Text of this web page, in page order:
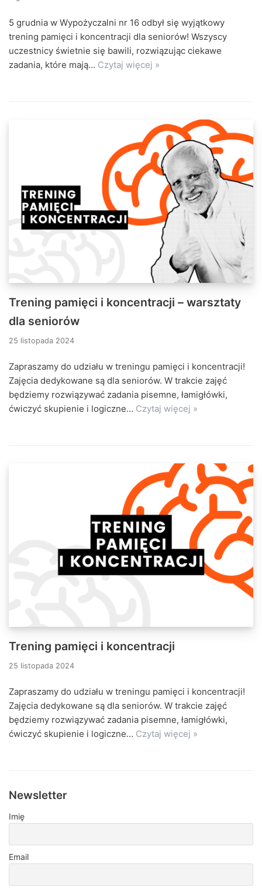
5 grudnia w Wypożyczalni nr 16 odbył się wyjątkowy
trening pamięci i koncentracji dla seniorów! Wszyscy
uczestnicy świetnie się bawili, rozwiązując ciekawe
zadania, które mają… Czytaj więcej »
Trening pamięci i koncentracji – warsztaty
dla seniorów
25 listopada 2024
Zapraszamy do udziału w treningu pamięci i koncentracji!
Zajęcia dedykowane są dla seniorów. W trakcie zajęć
będziemy rozwiązywać zadania pisemne, łamigłówki,
ćwiczyć skupienie i logiczne… Czytaj więcej »
Trening pamięci i koncentracji
25 listopada 2024
Zapraszamy do udziału w treningu pamięci i koncentracji!
Zajęcia dedykowane są dla seniorów. W trakcie zajęć
będziemy rozwiązywać zadania pisemne, łamigłówki,
ćwiczyć skupienie i logiczne… Czytaj więcej »
Newsletter
Imię
Email